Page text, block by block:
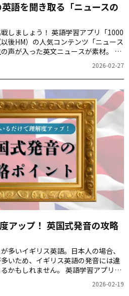
語を聞き取る「ニュースの
しましょう！ 英語学習アプリ「1000
後HM）の人気コンテンツ「ニュース
声が入った英文ニュースが素材。 ス
一部抜粋したもので、体験していき
2026-02-27
アップ！ 英国式発音の攻略
多いイギリス英語。日本人の場合、
いため、イギリス英語の発音には違
かもしれません。 英語学習アプリ
ン」（以後HM）の人気コンテンツ
グ」の一部を使って、攻略のコツを
2026-02-19